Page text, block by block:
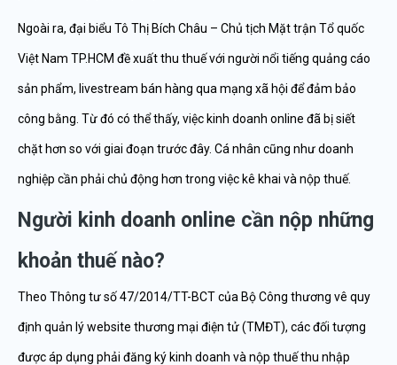
Ngoài ra, đại biểu Tô Thị Bích Châu – Chủ tịch Mặt trận Tổ quốc
Việt Nam TP.HCM đề xuất thu thuế với người nổi tiếng quảng cáo
sản phẩm, livestream bán hàng qua mạng xã hội để đảm bảo
công bằng. Từ đó có thể thấy, việc kinh doanh online đã bị siết
chặt hơn so với giai đoạn trước đây. Cá nhân cũng như doanh
nghiệp cần phải chủ động hơn trong việc kê khai và nộp thuế.
Người kinh doanh online cần nộp những
khoản thuế nào?
Theo Thông tư số 47/2014/TT-BCT của Bộ Công thương vê quy
định quản lý website thương mại điện tử (TMĐT), các đối tượng
được áp dụng phải đăng ký kinh doanh và nộp thuế thu nhập